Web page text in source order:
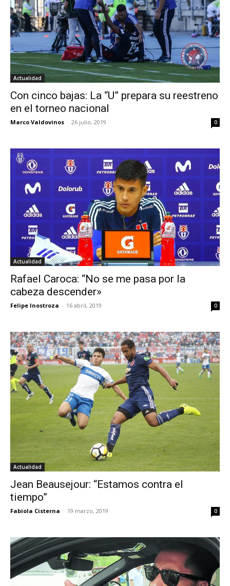
Actualidad
Con cinco bajas: La “U” prepara su reestreno
en el torneo nacional
Marco Valdovinos - 26 julio, 2019 0
Actualidad
Rafael Caroca: “No se me pasa por la
cabeza descender»
Felipe Inostroza - 16 abril, 2019 0
Actualidad
Jean Beausejour: “Estamos contra el
tiempo”
Fabiola Cisterna - 19 marzo, 2019 0